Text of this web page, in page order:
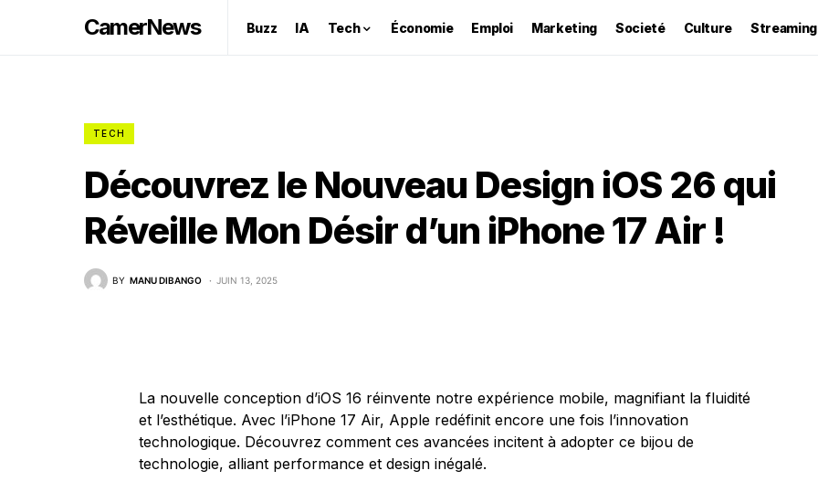
CamerNews Buzz IA Tech Économie Emploi Marketing Societé Culture Streaming
TECH
Découvrez le Nouveau Design iOS 26 qui
Réveille Mon Désir d’un iPhone 17 Air !
BY MANU DIBANGO JUIN 13, 2025
La nouvelle conception d’iOS 16 réinvente notre expérience mobile, magnifiant la fluidité
et l’esthétique. Avec l’iPhone 17 Air, Apple redéfinit encore une fois l’innovation
technologique. Découvrez comment ces avancées incitent à adopter ce bijou de
technologie, alliant performance et design inégalé.